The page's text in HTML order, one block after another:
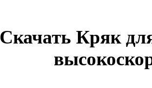
Скачать Кряк